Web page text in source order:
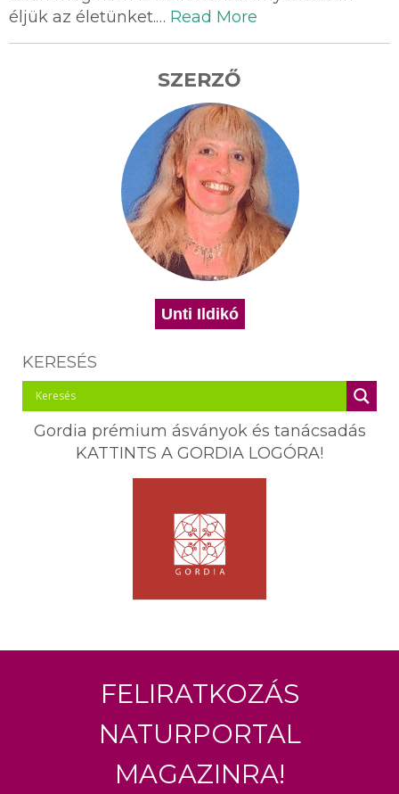
éljük az életünket.… Read More
SZERZŐ
Unti Ildikó
KERESÉS
Gordia prémium ásványok és tanácsadás
KATTINTS A GORDIA LOGÓRA!
Feliratkozás
Naturportal
Magazinra!